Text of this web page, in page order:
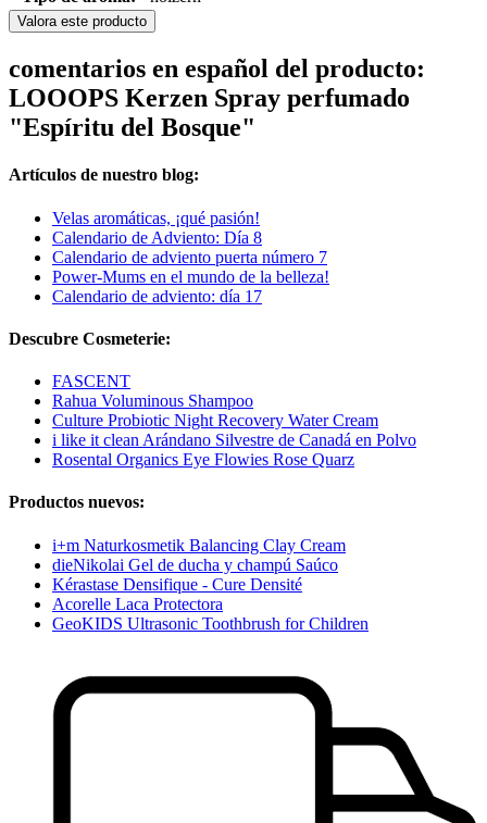
Valora este producto
comentarios en español del producto:
LOOOPS Kerzen Spray perfumado
"Espíritu del Bosque"
Artículos de nuestro blog:
Velas aromáticas, ¡qué pasión!
Calendario de Adviento: Día 8
Calendario de adviento puerta número 7
Power-Mums en el mundo de la belleza!
Calendario de adviento: día 17
Descubre Cosmeterie:
FASCENT
Rahua Voluminous Shampoo
Culture Probiotic Night Recovery Water Cream
i like it clean Arándano Silvestre de Canadá en Polvo
Rosental Organics Eye Flowies Rose Quarz
Productos nuevos:
i+m Naturkosmetik Balancing Clay Cream
dieNikolai Gel de ducha y champú Saúco
Kérastase Densifique - Cure Densité
Acorelle Laca Protectora
GeoKIDS Ultrasonic Toothbrush for Children